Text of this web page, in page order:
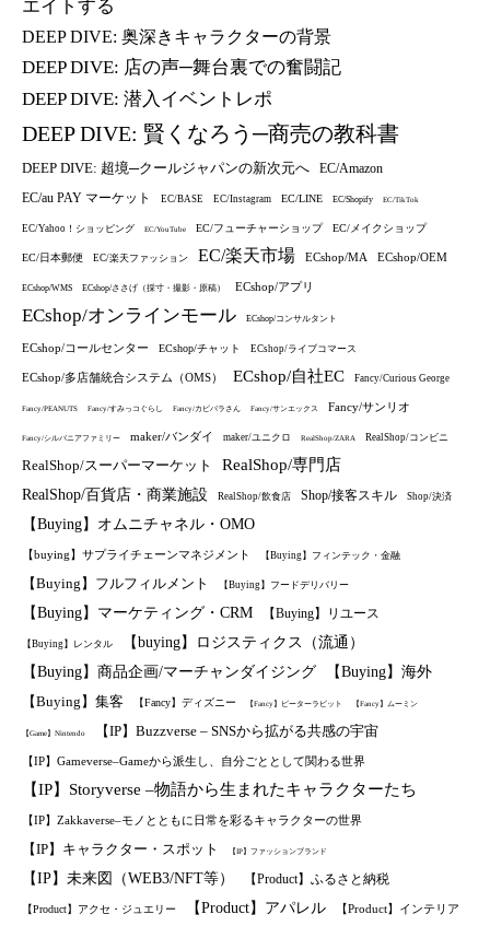
エイトする
DEEP DIVE: 奥深きキャラクターの背景
DEEP DIVE: 店の声─舞台裏での奮闘記
DEEP DIVE: 潜入イベントレポ
DEEP DIVE: 賢くなろう─商売の教科書
DEEP DIVE: 超境─クールジャパンの新次元へ EC/Amazon
EC/au PAY マーケット EC/BASE EC/Instagram EC/LINE EC/Shopify EC/TikTok
EC/Yahoo！ショッピング EC/YouTube EC/フューチャーショップ EC/メイクショップ
EC/日本郵便 EC/楽天ファッション EC/楽天市場 ECshop/MA ECshop/OEM
ECshop/WMS ECshop/ささげ（採寸・撮影・原稿） ECshop/アプリ
ECshop/オンラインモール ECshop/コンサルタント
ECshop/コールセンター ECshop/チャット ECshop/ライブコマース
ECshop/多店舗統合システム（OMS） ECshop/自社EC Fancy/Curious George
Fancy/PEANUTS Fancy/すみっコぐらし Fancy/カピバラさん Fancy/サンエックス Fancy/サンリオ
Fancy/シルバニアファミリー maker/バンダイ maker/ユニクロ RealShop/ZARA RealShop/コンビニ
RealShop/スーパーマーケット RealShop/専門店
RealShop/百貨店・商業施設 RealShop/飲食店 Shop/接客スキル Shop/決済
【Buying】オムニチャネル・OMO
【buying】サプライチェーンマネジメント 【Buying】フィンテック・金融
【Buying】フルフィルメント 【Buying】フードデリバリー
【Buying】マーケティング・CRM 【Buying】リユース
【Buying】レンタル
【buying】ロジスティクス（流通）
【Buying】商品企画/マーチャンダイジング
【Buying】海外
【Buying】集客
【Fancy】ディズニー 【Fancy】ピーターラビット 【Fancy】ムーミン
【Game】Nintendo 【IP】Buzzverse – SNSから拡がる共感の宇宙
【IP】Gameverse–Gameから派生し、自分ごととして関わる世界
【IP】Storyverse –物語から生まれたキャラクターたち
【IP】Zakkaverse–モノとともに日常を彩るキャラクターの世界
【IP】キャラクター・スポット 【IP】ファッションブランド
【IP】未来図（WEB3/NFT等） 【Product】ふるさと納税
【Product】アクセ・ジュエリー 【Product】アパレル 【Product】インテリア